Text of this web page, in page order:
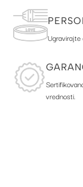
Ugravirajte
vrednosti.